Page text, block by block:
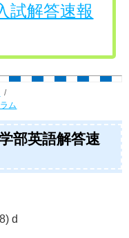
試解答速報
ム
部英語解答速
d